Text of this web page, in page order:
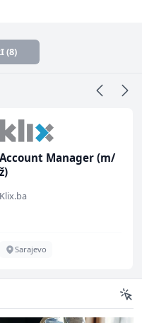
(8)
Account Manager (m/
ž)
Klix.ba
Sarajevo